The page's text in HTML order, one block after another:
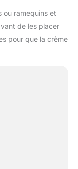
ou ramequins et
de les placer
pour que la crème